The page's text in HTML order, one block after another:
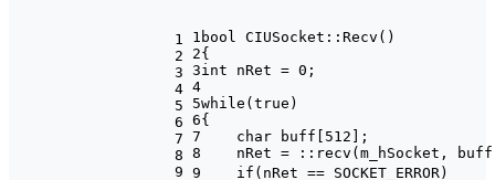
1
2
3
4
5
6
7
8
9
1bool CIUSocket::Recv()
2{
3int nRet = 0;
4
5while(true)
6{
7 char buff[512];
8 nRet = ::recv(m_hSocket,
9 if(nRet ==